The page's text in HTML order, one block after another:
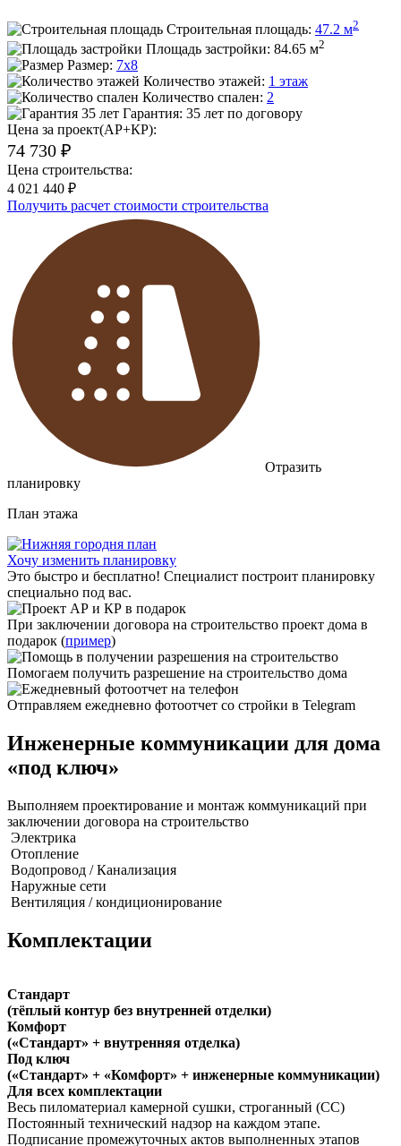
Строительная площадь: 47.2 м2
Площадь застройки: 84.65 м2
Размер: 7x8
Количество этажей: 1 этаж
Количество спален: 2
Гарантия: 35 лет по договору
Цена за проект(АР+КР):
74 730 ₽
Цена строительства:
4 021 440 ₽
Получить расчет стоимости строительства
Отразить
планировку
План этажа
Хочу изменить планировку
Это быстро и бесплатно! Специалист построит планировку
специально под вас.
При заключении договора на строительство проект дома в
подарок (пример)
Помогаем получить разрешение на строительство дома
Отправляем ежедневно фотоотчет со стройки в Telegram
Инженерные коммуникации для дома
«под ключ»
Выполняем проектирование и монтаж коммуникаций при
заключении договора на строительство
Электрика
Отопление
Водопровод / Канализация
Наружные сети
Вентиляция / кондиционирование
Комплектации
Стандарт
(тёплый контур без внутренней отделки)
Комфорт
(«Стандарт» + внутренняя отделка)
Под ключ
(«Стандарт» + «Комфорт» + инженерные коммуникации)
Для всех комплектации
Весь пиломатериал камерной сушки, строганный (СС)
Постоянный технический надзор на каждом этапе.
Подписание промежуточных актов выполненных этапов